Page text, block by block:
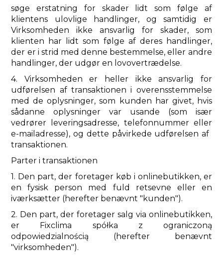
søge erstatning for skader lidt som følge af
klientens ulovlige handlinger, og samtidig er
Virksomheden ikke ansvarlig for skader, som
klienten har lidt som følge af deres handlinger,
der er i strid med denne bestemmelse, eller andre
handlinger, der udgør en lovovertrædelse.
4. Virksomheden er heller ikke ansvarlig for
udførelsen af ​​transaktionen i overensstemmelse
med de oplysninger, som kunden har givet, hvis
sådanne oplysninger var usande (som især
vedrører leveringsadresse, telefonnummer eller
e-mailadresse), og dette påvirkede udførelsen af ​​
transaktionen.
Parter i transaktionen
1. Den part, der foretager køb i onlinebutikken, er
en fysisk person med fuld retsevne eller en
iværksætter (herefter benævnt "kunden").
2. Den part, der foretager salg via onlinebutikken,
er Fixclima spółka z ograniczoną
odpowiedzialnością (herefter benævnt
"virksomheden").